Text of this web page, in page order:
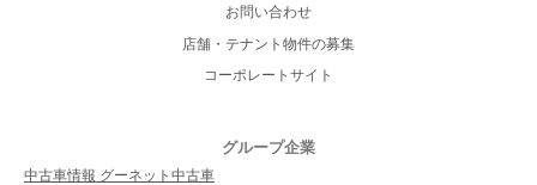
お問い合わせ
店舗・テナント物件の募集
コーポレートサイト
グループ企業
中古車情報 グーネット中古車